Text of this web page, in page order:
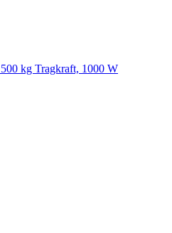
kg Tragkraft, 1000 W